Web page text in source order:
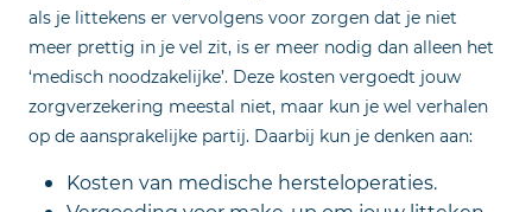
als je littekens er vervolgens voor zorgen dat je niet
meer prettig in je vel zit, is er meer nodig dan alleen het
‘medisch noodzakelijke’. Deze kosten vergoedt jouw
zorgverzekering meestal niet, maar kun je wel verhalen
op de aansprakelijke partij. Daarbij kun je denken aan:
Kosten van medische hersteloperaties.